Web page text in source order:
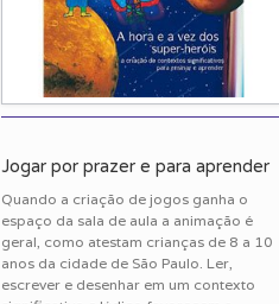
Jogar por prazer e para aprender
Quando a criação de jogos ganha o
espaço da sala de aula a animação é
geral, como atestam crianças de 8 a 10
anos da cidade de São Paulo. Ler,
escrever e desenhar em um contexto